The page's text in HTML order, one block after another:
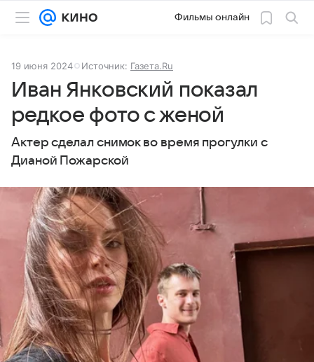
Фильмы онлайн
19 июня 2024 Источник: Газета.Ru
Иван Янковский показал
редкое фото с женой
Актер сделал снимок во время прогулки с
Дианой Пожарской